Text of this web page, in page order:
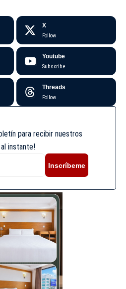
X
Follow
Youtube
Subscribe
Threads
Follow
para recibir nuestros
instante!
Inscríbeme